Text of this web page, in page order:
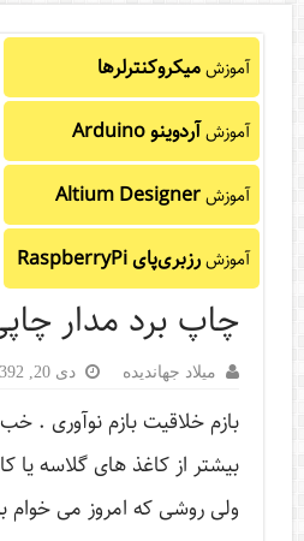
آموزشمیکروکنترلرها
آموزشآردوینو Arduino
آموزشAltium Designer
آموزشرزبری‌پای RaspberryPi
چاپ برد مدار
میلاد جهاندیده دی 20, 1392
بازم خلاقیت بازم نوآوری .
بیشتر از کاغذ های گلاسه یا
ولی روشی که امروز می خوام